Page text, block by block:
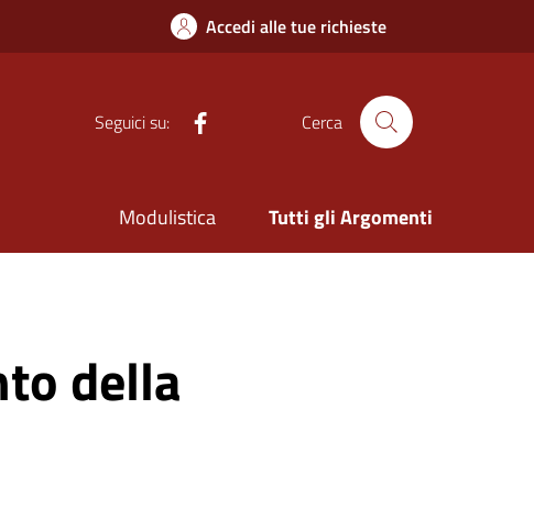
Accedi alle tue richieste
Seguici su: Cerca
Modulistica Tutti gli Argomenti
della